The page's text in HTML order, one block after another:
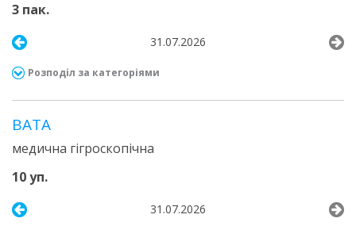
3 пак.
31.07.2026
Розподіл за категоріями
ВАТА
медична гігроскопічна
10 уп.
31.07.2026